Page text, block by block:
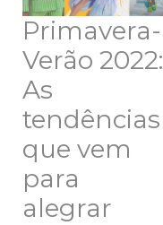
Primavera-
Verão 2022:
As
tendências
que vem
para
alegrar